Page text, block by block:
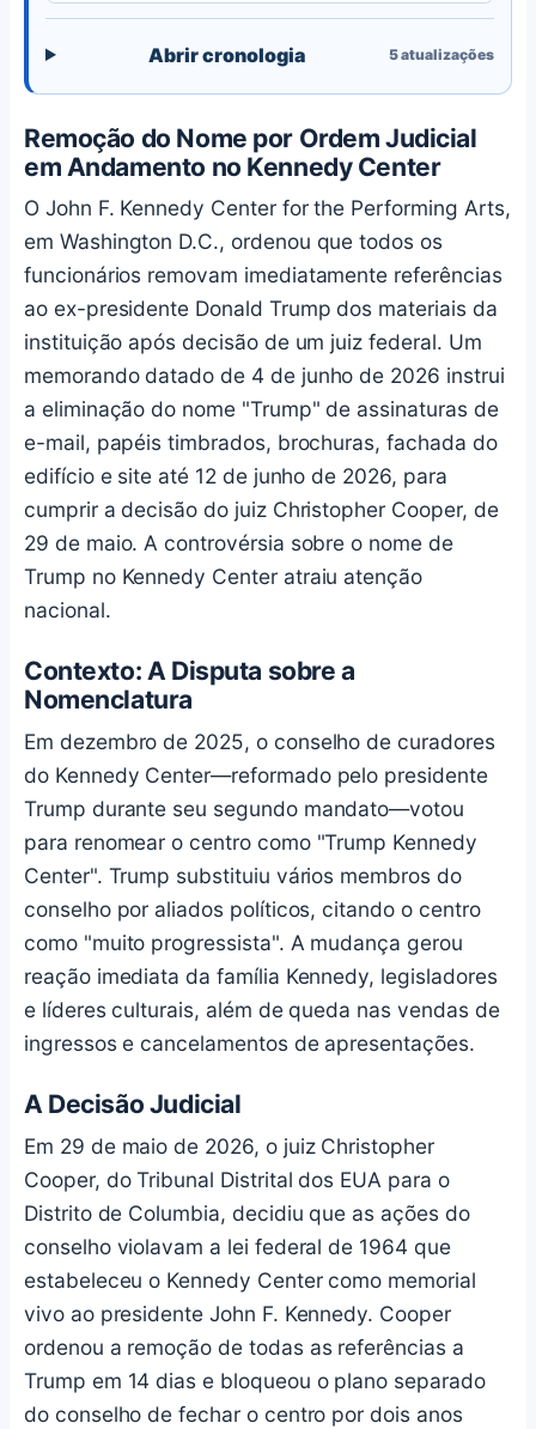
Abrir cronologia 5atualizações
Remoção do Nome por Ordem Judicial
em Andamento no Kennedy Center
O John F. Kennedy Center for the Performing Arts,
em Washington D.C., ordenou que todos os
funcionários removam imediatamente referências
ao ex-presidente Donald Trump dos materiais da
instituição após decisão de um juiz federal. Um
memorando datado de 4 de junho de 2026 instrui
a eliminação do nome "Trump" de assinaturas de
e-mail, papéis timbrados, brochuras, fachada do
edifício e site até 12 de junho de 2026, para
cumprir a decisão do juiz Christopher Cooper, de
29 de maio. A controvérsia sobre o nome de
Trump no Kennedy Center atraiu atenção
nacional.
Contexto: A Disputa sobre a
Nomenclatura
Em dezembro de 2025, o conselho de curadores
do Kennedy Center—reformado pelo presidente
Trump durante seu segundo mandato—votou
para renomear o centro como "Trump Kennedy
Center". Trump substituiu vários membros do
conselho por aliados políticos, citando o centro
como "muito progressista". A mudança gerou
reação imediata da família Kennedy, legisladores
e líderes culturais, além de queda nas vendas de
ingressos e cancelamentos de apresentações.
A Decisão Judicial
Em 29 de maio de 2026, o juiz Christopher
Cooper, do Tribunal Distrital dos EUA para o
Distrito de Columbia, decidiu que as ações do
conselho violavam a lei federal de 1964 que
estabeleceu o Kennedy Center como memorial
vivo ao presidente John F. Kennedy. Cooper
ordenou a remoção de todas as referências a
Trump em 14 dias e bloqueou o plano separado
do conselho de fechar o centro por dois anos